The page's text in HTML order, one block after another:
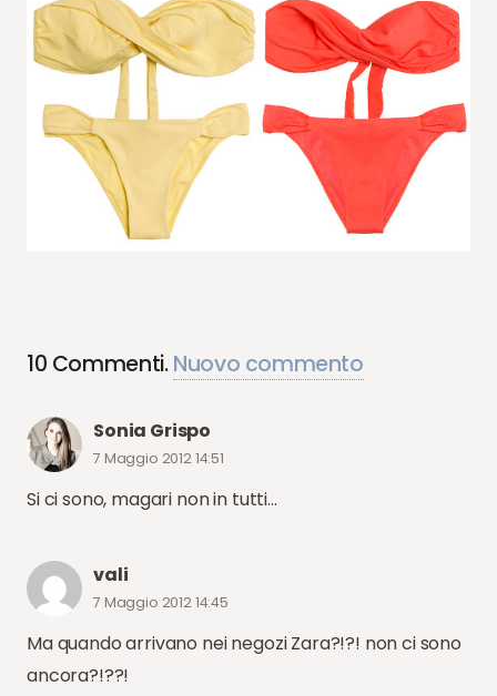
10 Commenti. Nuovo commento
Sonia Grispo
7 Maggio 2012 14:51
Si ci sono, magari non in tutti…
vali
7 Maggio 2012 14:45
Ma quando arrivano nei negozi Zara?!?! non ci sono
ancora?!??!